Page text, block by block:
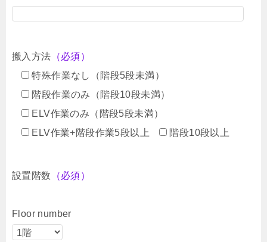
搬入方法 （必須）
特殊作業なし（階段5段未満）
階段作業のみ（階段10段未満）
ELV作業のみ（階段5段未満）
ELV作業+階段作業5段以上
階段10段以上
設置階数 （必須）
Floor number